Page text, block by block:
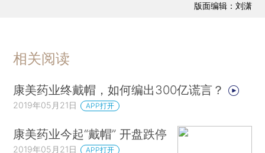
版面编辑：刘潇
相关阅读
康美药业终戴帽，如何编出300亿谎言？
2019年05月21日 APP打开
康美药业今起“戴帽” 开盘跌停
2019年05月21日 APP打开